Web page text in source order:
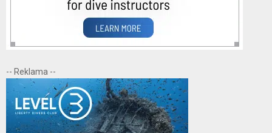
-- Reklama --